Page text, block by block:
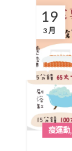
19
3 月
瘦運動,